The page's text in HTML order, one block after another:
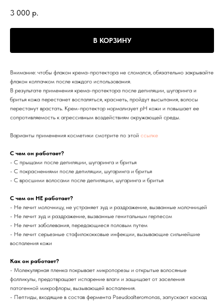
3 000 р.
В КОРЗИНУ
Внимание: чтобы флакон крема-протектора не сломался, обязательно закрывайте
флакон колпачком после каждого использования.
В результате применения крема-протектора после депиляции, шугаринга и
бритья кожа перестанет воспаляться, краснеть, пройдут высыпания, волосы
перестанут врастать. Крем-протектор нормализует pH кожи и повышает ее
сопротивляемость к агрессивным воздействиям окружающей среды.
Варианты применения косметики смотрите по этой ссылке
С чем он работает?
- С прыщами после депиляции, шугаринга и бритья
- С покраснениями после депиляции, шугаринга и бритья
- С вросшими волосами после депиляции, шугаринга и бритья
С чем он НЕ работает?
- Не лечит молочницу, не устраняет зуд и раздражение, вызванные молочницей
- Не лечит зуд и раздражение, вызванные генитальным герпесом
- Не лечит заболевания, передающиеся половым путем
- Не лечит серьезные стафилококковые инфекции, вызывающие сильнейшие
воспаления кожи
Как он работает?
- Молекулярная пленка покрывает микропорезы и открытые волосяные
фолликулы, предотвращает испарение влаги и защищает от заселения
патогенной микрофлоры, вызывающей воспаления.
- Пептиды, входящие в состав фермента Pseudoalteromonas, запускают каскад